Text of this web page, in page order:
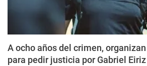
A ocho años del crimen,
para pedir justicia por Gabriel Eiriz